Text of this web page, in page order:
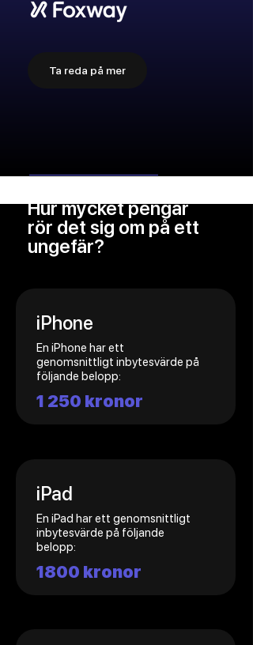
Ta reda på mer
Hur mycket pengar
rör det sig om på ett
ungefär?
iPhone
En iPhone har ett
genomsnittligt inbytesvärde på
följande belopp:
1 250 kronor
iPad
En iPad har ett genomsnittligt
inbytesvärde på följande
belopp:
1800 kronor